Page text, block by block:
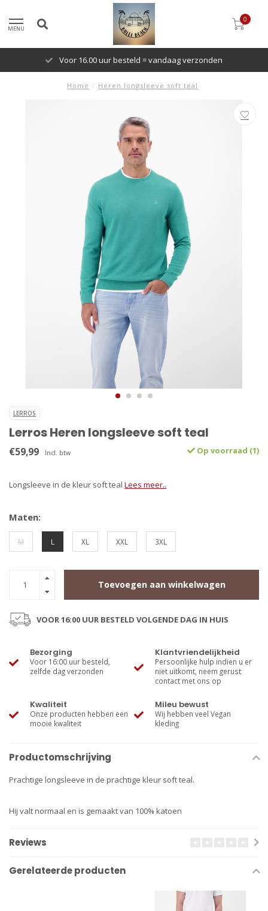
MENU
0
Voor 16.00 uur besteld = vandaag verzonden
Home / Heren longsleeve soft teal
LERROS
Lerros Heren longsleeve soft teal
€59,99 Incl. btw Op voorraad (1)
Longsleeve in de kleur soft teal Lees meer..
Maten:
M L XL XXL 3XL
Toevoegen aan winkelwagen
VOOR 16:00 UUR BESTELD VOLGENDE DAG IN HUIS
Bezorging
Voor 16:00 uur besteld,
zelfde dag verzonden
Klantvriendelijkheid
Persoonlijke hulp indien u er
niet uitkomt, neem gerust
contact met ons op
Kwaliteit
Onze producten hebben een
mooie kwaliteit
Mileu bewust
Wij hebben veel Vegan
kleding
Productomschrijving
Prachtige longsleeve in de prachtige kleur soft teal.
Hij valt normaal en is gemaakt van 100% katoen
Reviews
Gerelateerde producten